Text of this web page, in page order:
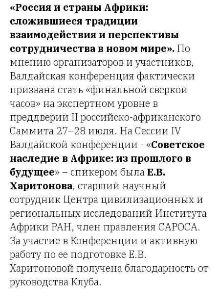
«Россия и страны Африки:
сложившиеся традиции
взаимодействия и перспективы
сотрудничества в новом мире». По
мнению организаторов и участников,
Валдайская конференция фактически
призвана стать «финальной сверкой
часов» на экспертном уровне в
преддверии II российско-африканского
Саммита 27–28 июля. На Сессии IV
Валдайской конференции - «Советское
наследие в Африке: из прошлого в
будущее» – спикером былаЕ.В.
Харитонова, старший научный
сотрудник Центра цивилизационных и
региональных исследований Института
Африки РАН, член правления САРОСА.
За участие в Конференции и активную
работу по ее подготовке Е.В.
Харитоновой получена благодарность от
руководства Клуба.